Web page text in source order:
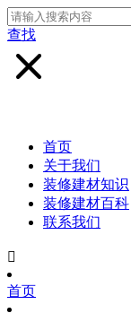
查找
首页
关于我们
装修建材知识
装修建材百科
联系我们

首页